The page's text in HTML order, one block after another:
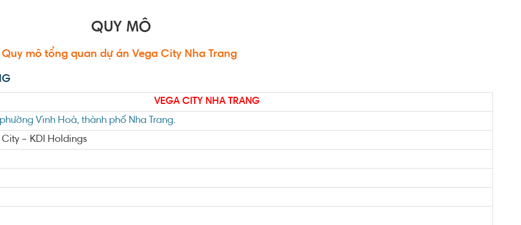
QUY MÔ
Quy mô tổng quan dự án Vega City Nha Trang
VEGA CITY NHA TRANG
Vĩnh Hoà, thành phố Nha Trang.
– KDI Holdings